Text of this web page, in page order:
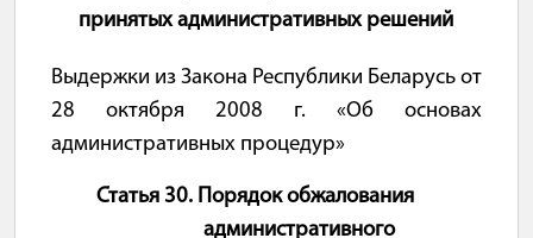
принятых административных решений
Выдержки из Закона Республики Беларусь от
28 октября 2008 г. «Об основах
административных процедур»
Статья 30. Порядок обжалования
административного